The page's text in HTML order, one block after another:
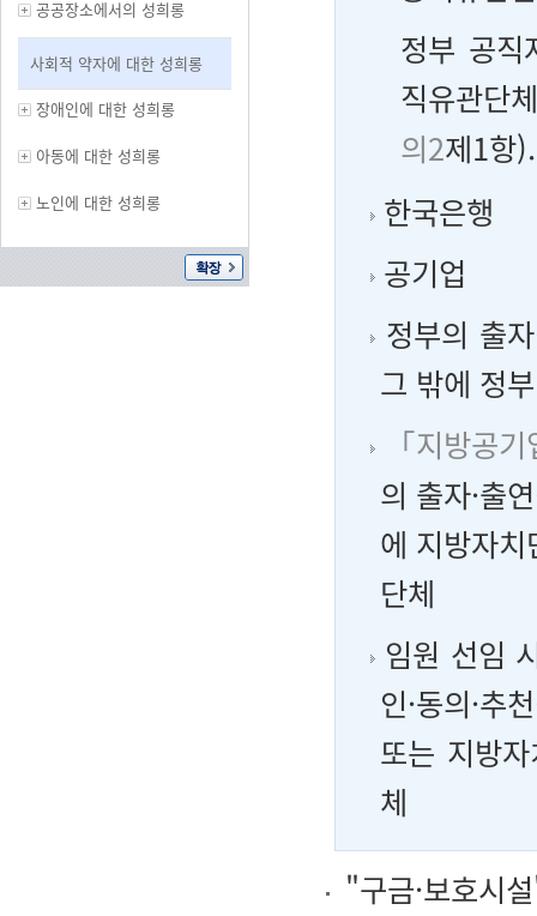
공공장소에서의 성희롱
사회적 약자에 대한 성희롱
장애인에 대한 성희롱
아동에 대한 성희롱
노인에 대한 성희롱
정부 공직
직유관단
의2제1항).
한국은행
공기업
정부의 출
그 밖에 정
「지방공
의 출자·출
에 지방자
단체
임원 선임
인·동의·추
또는 지방
체
"구금·보호시